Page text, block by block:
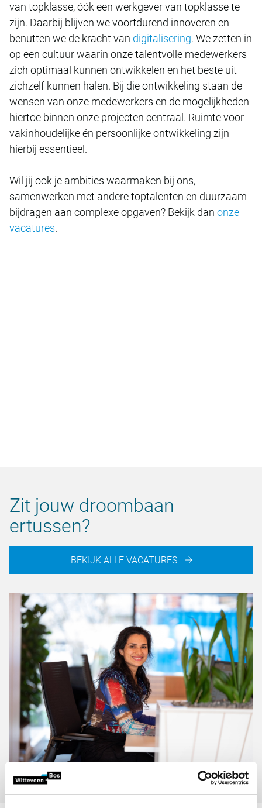
van topklasse, óók een werkgever van topklasse te
zijn. Daarbij blijven we voortdurend innoveren en
benutten we de kracht van digitalisering. We zetten in
op een cultuur waarin onze talentvolle medewerkers
zich optimaal kunnen ontwikkelen en het beste uit
zichzelf kunnen halen. Bij die ontwikkeling staan de
wensen van onze medewerkers en de mogelijkheden
hiertoe binnen onze projecten centraal. Ruimte voor
vakinhoudelijke én persoonlijke ontwikkeling zijn
hierbij essentieel.
Wil jij ook je ambities waarmaken bij ons,
samenwerken met andere toptalenten en duurzaam
bijdragen aan complexe opgaven? Bekijk dan onze
vacatures.
Zit jouw droombaan
ertussen?
BEKIJK ALLE VACATURES